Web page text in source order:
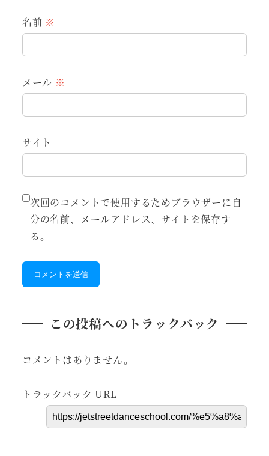
名前 ※
メール ※
サイト
次回のコメントで使用するためブラウザーに自
分の名前、メールアドレス、サイトを保存す
る。
この投稿へのトラックバック
コメントはありません。
トラックバック URL